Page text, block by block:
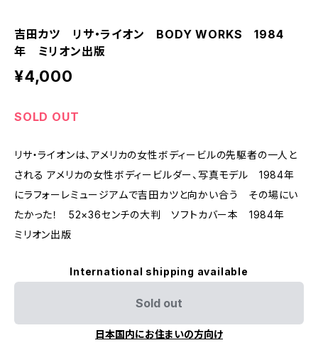
吉田カツ リサ・ライオン BODY WORKS 1984
年 ミリオン出版
¥4,000
SOLD OUT
リサ・ライオンは、アメリカの女性ボディービルの先駆者の一人と
される アメリカの女性ボディービルダー、写真モデル 1984年
にラフォーレミュージアムで吉田カツと向かい合う その場にい
たかった！ 52×36センチの大判 ソフトカバー本 1984年
ミリオン出版
International shipping available
Sold out
日本国内にお住まいの方向け